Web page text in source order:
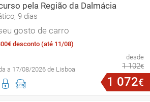
pela Região da Dalmácia
9 dias
gosto de carro
desconto (até 11/08)
a 17/08/2026 de Lisboa
desde
1 102€
1 072€